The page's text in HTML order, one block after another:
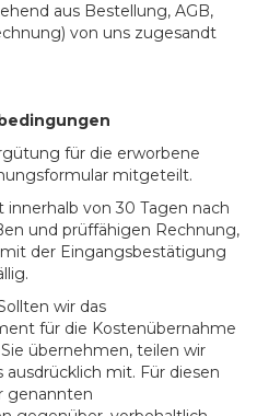
aus Bestellung, AGB,
von uns zugesandt
für die erworbene
mitgeteilt.
von 30 Tagen nach
und prüffähigen Rechnung,
der Eingangsbestätigung
wir das
für die Kostenübernahme
übernehmen, teilen wir
mit. Für diesen
genannten